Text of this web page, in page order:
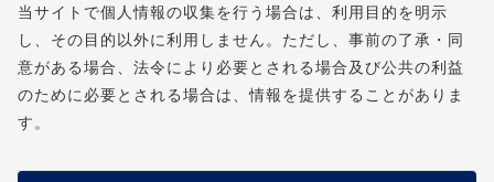
当サイトで個人情報の収集を行う場合は、利用目的を明示
し、その目的以外に利用しません。ただし、事前の了承・同
意がある場合、法令により必要とされる場合及び公共の利益
のために必要とされる場合は、情報を提供することがありま
す。